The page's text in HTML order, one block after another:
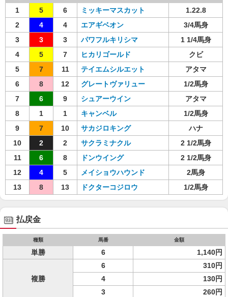
1 5 6 ミッキーマスカット
1.22.8
2
4 4 エアギベオン
3/4馬身
3
3 3 パワフルキリシマ
1 1/4馬身
4
5 7 ヒカリゴールド
クビ
5
7 11 テイエムシルエット
アタマ
6
8 12 グレートヴァリュー
1/2馬身
7
6 9 シュアーウイン
アタマ
8
1 1 キャンベル
1/2馬身
9
7 10 サカジロキング
ハナ
10
2 2 サクラミナクル
2 1/2馬身
11
6 8 ドンウイング
2 1/2馬身
12
4 5 メイショウハウンド
2馬身
13
8 13 ドクターコジロウ 1/2馬身
払戻金
種類 馬番 金額
単勝 6 1,140円
複勝
6
310円
4
130円
3
260円